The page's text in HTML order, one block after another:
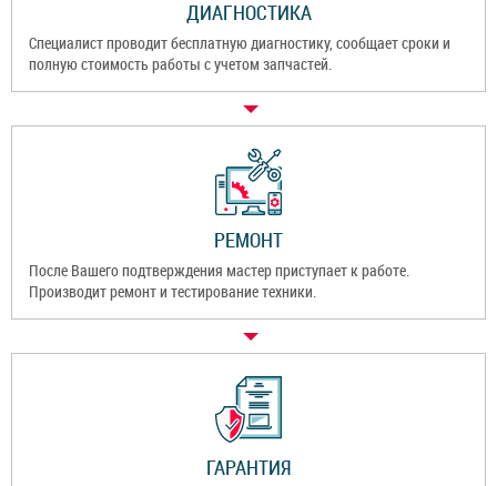
ДИАГНОСТИКА
Специалист проводит бесплатную диагностику, сообщает сроки и
полную стоимость работы с учетом запчастей.
РЕМОНТ
После Вашего подтверждения мастер приступает к работе.
Производит ремонт и тестирование техники.
ГАРАНТИЯ